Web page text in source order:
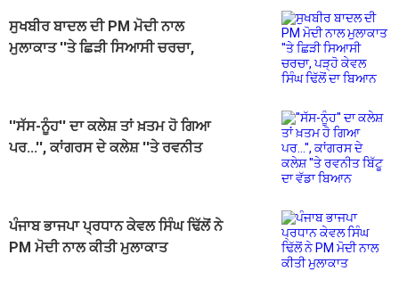
ਸੁਖਬੀਰ ਬਾਦਲ ਦੀ PM ਮੋਦੀ ਨਾਲ
ਮੁਲਾਕਾਤ ''ਤੇ ਛਿੜੀ ਸਿਆਸੀ ਚਰਚਾ,
''ਸੱਸ-ਨੂੰਹ'' ਦਾ ਕਲੇਸ਼ ਤਾਂ ਖ਼ਤਮ ਹੋ ਗਿਆ
ਪਰ...'', ਕਾਂਗਰਸ ਦੇ ਕਲੇਸ਼ ''ਤੇ ਰਵਨੀਤ
ਪੰਜਾਬ ਭਾਜਪਾ ਪ੍ਰਧਾਨ ਕੇਵਲ ਸਿੰਘ ਢਿੱਲੋਂ ਨੇ
PM ਮੋਦੀ ਨਾਲ ਕੀਤੀ ਮੁਲਾਕਾਤ